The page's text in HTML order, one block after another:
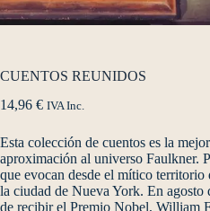
CUENTOS REUNIDOS
14,96 € IVA Inc.
Esta colección de cuentos es la
aproximación al universo Faulkner.
que evocan desde el mítico territorio
la ciudad de Nueva York. En agosto
de recibir el Premio Nobel, William